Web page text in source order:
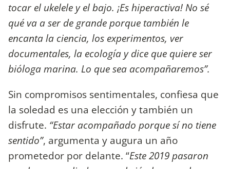
tocar el ukelele y el bajo. ¡Es hiperactiva! No sé
qué va a ser de grande porque también le
encanta la ciencia, los experimentos, ver
documentales, la ecología y dice que quiere ser
bióloga marina. Lo que sea acompañaremos”.
Sin compromisos sentimentales, confiesa que
la soledad es una elección y también un
disfrute. “Estar acompañado porque sí no tiene
sentido”, argumenta y augura un año
prometedor por delante. “Este 2019 pasaron